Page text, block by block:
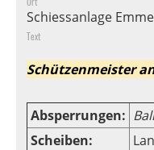
Schiessanlage
Text
Schützenmeister
Absperrungen:
Scheiben: